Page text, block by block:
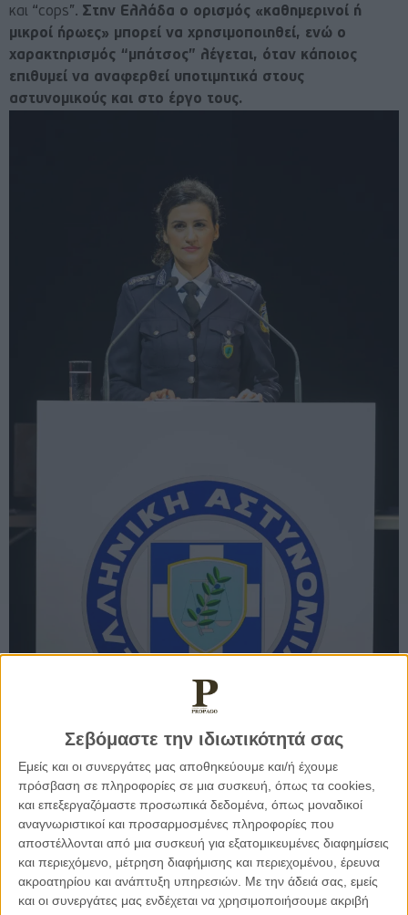
Σεβόμαστε την ιδιωτικότητά σας
Εμείς και οι συνεργάτες μας αποθηκεύουμε και/ή έχουμε
πρόσβαση σε πληροφορίες σε μια συσκευή, όπως τα cookies,
και επεξεργαζόμαστε προσωπικά δεδομένα, όπως μοναδικοί
αναγνωριστικοί και προσαρμοσμένες πληροφορίες που
αποστέλλονται από μια συσκευή για εξατομικευμένες διαφημίσεις
και περιεχόμενο, μέτρηση διαφήμισης και περιεχομένου, έρευνα
ακροατηρίου και ανάπτυξη υπηρεσιών. Με την άδειά σας, εμείς
και οι συνεργάτες μας ενδέχεται να χρησιμοποιήσουμε ακριβή
και “cops”. Στην Ελλάδα ο ορισμός «καθημερινοί ή
μικροί ήρωες» μπορεί να χρησιμοποιηθεί, ενώ ο
χαρακτηρισμός “μπάτσος” λέγεται, όταν κάποιος
επιθυμεί να αναφερθεί υποτιμητικά στους
αστυνομικούς και στο έργο τους.
Άλλοτε πάλι, οι γονείς προκειμένου να πείσουν τα παιδιά
τους να κάνουν μία ενέργεια, τους αναφέρουν ότι αν για
παράδειγμα δε φάνε το φαγητό τους, δεν κοιμηθούν ή δε
μαζέψουν τα παιχνίδια τους, τότε θα τους πάρει ο
αστυνομικός. Έτσι, από πολύ νωρίς το παιδί γαλουχείται
στην αντίληψη ότι ο αστυνομικός είναι «κακός» και
«εκδικητικός», μία αντίληψη που μπορεί να συνοδεύει το
άτομο για το υπόλοιπο της ζωής του.
Η έννοια του στερεοτύπου απασχόλησε πολλούς